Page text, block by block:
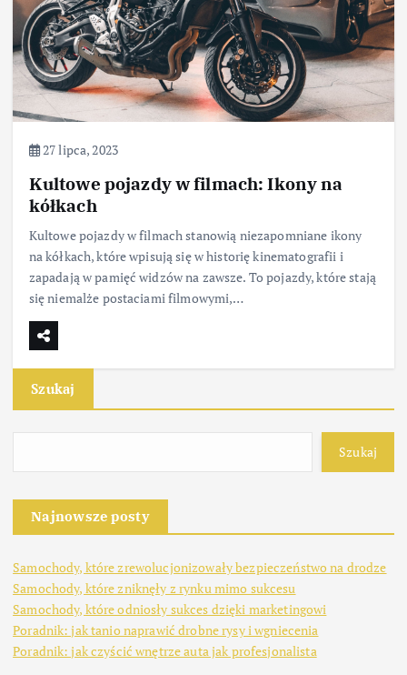
27 lipca, 2023
Kultowe pojazdy w filmach: Ikony na
kółkach
Kultowe pojazdy w filmach stanowią niezapomniane ikony
na kółkach, które wpisują się w historię kinematografii i
zapadają w pamięć widzów na zawsze. To pojazdy, które stają
się niemalże postaciami filmowymi,…
Szukaj
Szukaj
Najnowsze posty
Samochody, które zrewolucjonizowały bezpieczeństwo na drodze
Samochody, które zniknęły z rynku mimo sukcesu
Samochody, które odniosły sukces dzięki marketingowi
Poradnik: jak tanio naprawić drobne rysy i wgniecenia
Poradnik: jak czyścić wnętrze auta jak profesjonalista